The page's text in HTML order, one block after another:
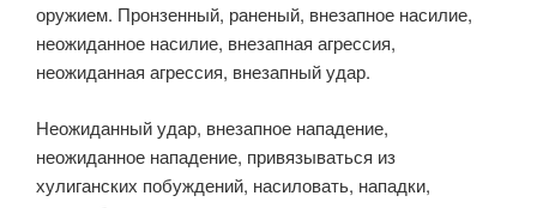
оружием. Пронзенный, раненый, внезапное насилие,
неожиданное насилие, внезапная агрессия,
неожиданная агрессия, внезапный удар.
Неожиданный удар, внезапное нападение,
неожиданное нападение, привязываться из
хулиганских побуждений, насиловать, нападки,